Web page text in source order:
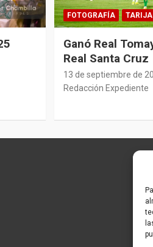
FOTOGRAFÍA TARIJA
Ganó Real
Real Santa Cruz
13 de septiembre de
Redacción Expediente